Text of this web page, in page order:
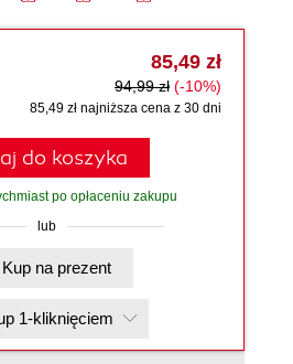
85,49 zł
94,99 zł (-10%)
85,49 zł najniższa cena z 30 dni
do koszyka
po opłaceniu zakupu
lub
Kup na prezent
1-kliknięciem